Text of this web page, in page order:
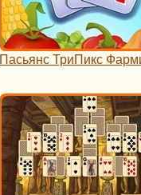
Пасьянс ТриПикс